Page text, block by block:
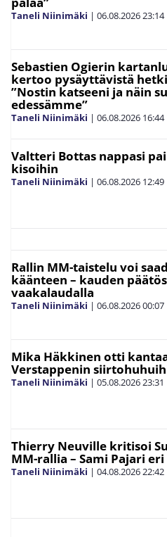
Taneli Niinimäki | 06.08.202623:14
Sebastien Ogierin
kertoo pysäyttävistä
”Nostin katseeni ja näin
edessämme”
Taneli Niinimäki | 06.08.2026 16:44
Valtteri Bottas nappasi
kisoihin
Taneli Niinimäki | 06.08.2026 12:49
Rallin MM-taistelu voi
käänteen – kauden
vaakalaudalla
Taneli Niinimäki | 06.08.202600:07
Mika Häkkinen otti
Verstappenin
Taneli Niinimäki | 05.08.202623:31
Thierry Neuville kritisoi
MM-rallia – Sami Pajari
Taneli Niinimäki | 04.08.202622:42